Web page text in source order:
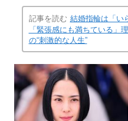
記事を読む 結婚指輪は「い
「緊張感にも満ちている」
の“刺激的な人生”